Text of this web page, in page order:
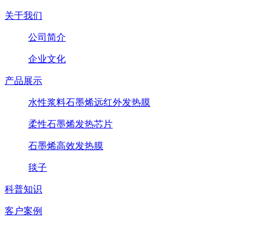
关于我们
公司简介
企业文化
产品展示
水性浆料石墨烯远红外发热膜
柔性石墨烯发热芯片
石墨烯高效发热膜
毯子
科普知识
客户案例